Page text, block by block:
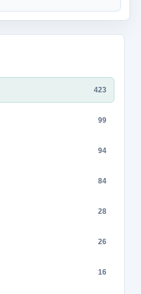
423
99
94
84
28
26
16